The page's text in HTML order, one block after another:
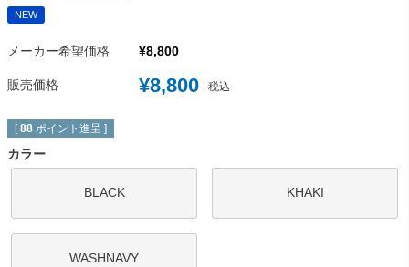
NEW
メーカー希望価格 ¥8,800
販売価格 ¥8,800 税込
[ 88 ポイント進呈 ]
カラー
BLACK KHAKI
WASHNAVY